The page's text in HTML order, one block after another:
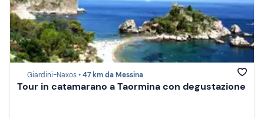
Giardini-Naxos •47 km da Messina
Tour in catamarano a Taormina con degustazione